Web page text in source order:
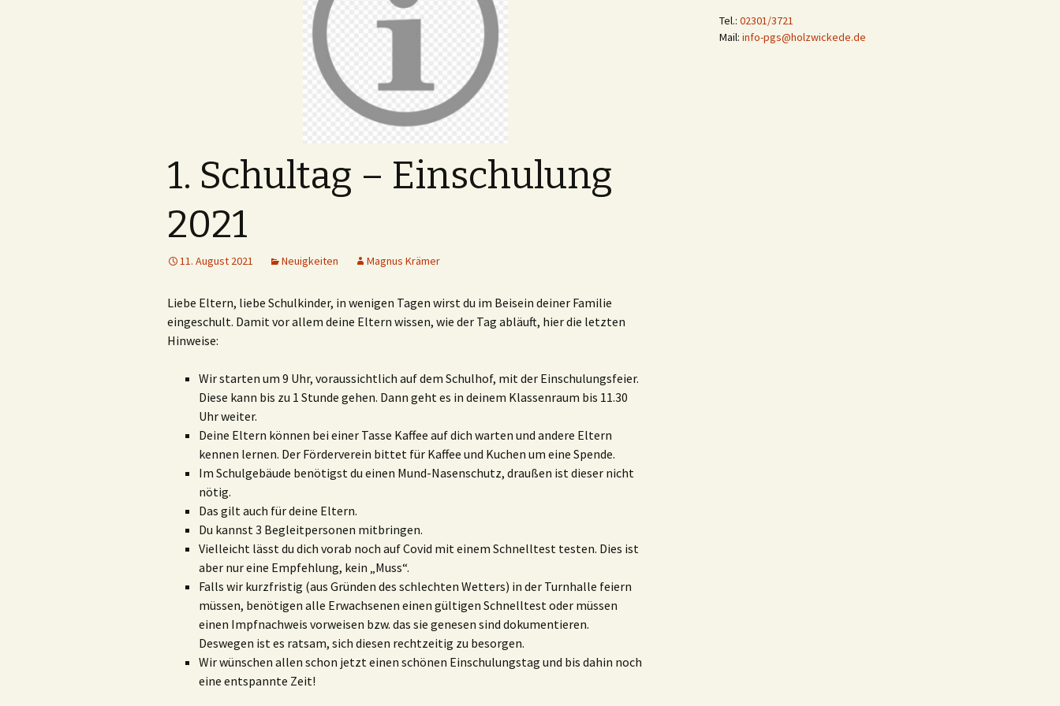
1. Schultag – Einschulung
2021
11. August 2021 Neuigkeiten Magnus Krämer
Liebe Eltern, liebe Schulkinder, in wenigen Tagen wirst du im Beisein deiner Familie
eingeschult. Damit vor allem deine Eltern wissen, wie der Tag abläuft, hier die letzten
Hinweise:
Wir starten um 9 Uhr, voraussichtlich auf dem Schulhof, mit der Einschulungsfeier.
Diese kann bis zu 1 Stunde gehen. Dann geht es in deinem Klassenraum bis 11.30
Uhr weiter.
Deine Eltern können bei einer Tasse Kaffee auf dich warten und andere Eltern
kennen lernen. Der Förderverein bittet für Kaffee und Kuchen um eine Spende.
Im Schulgebäude benötigst du einen Mund-Nasenschutz, draußen ist dieser nicht
nötig.
Das gilt auch für deine Eltern.
Du kannst 3 Begleitpersonen mitbringen.
Vielleicht lässt du dich vorab noch auf Covid mit einem Schnelltest testen. Dies ist
aber nur eine Empfehlung, kein „Muss“.
Falls wir kurzfristig (aus Gründen des schlechten Wetters) in der Turnhalle feiern
müssen, benötigen alle Erwachsenen einen gültigen Schnelltest oder müssen
einen Impfnachweis vorweisen bzw. das sie genesen sind dokumentieren.
Deswegen ist es ratsam, sich diesen rechtzeitig zu besorgen.
Wir wünschen allen schon jetzt einen schönen Einschulungstag und bis dahin noch
eine entspannte Zeit!
Tel.: 02301/3721
Mail: info-pgs@holzwickede.de